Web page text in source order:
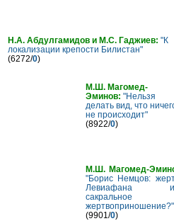
Н.А. Абдулгамидов и М.С. Гаджиев: "К
локализации крепости Билистан"
(6272/0)
М.Ш. Магомед-
Эминов: "Нельзя
делать вид, что
не происходит"
(8922/0)
М.Ш. Магомед-
"Борис Немцов:
Левиафана
сакральное
жертвоприношение?"
(9901/0)